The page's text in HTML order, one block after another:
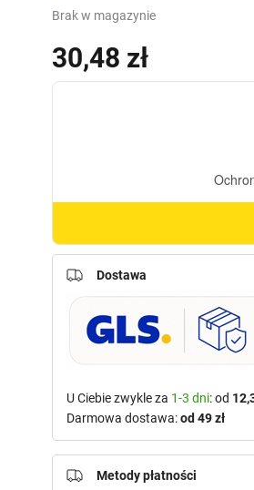
30,48 zł
Brak w magazynie
Dostawa
U Ciebie zwykle za 1-3 dni: od
Darmowa dostawa:od 49 zł
Metody płatności